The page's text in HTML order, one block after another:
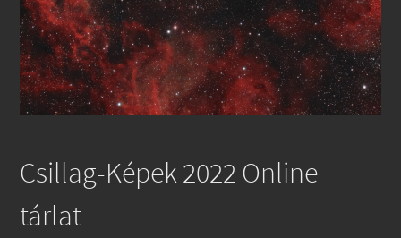
Csillag-Képek 2022 Online
tárlat